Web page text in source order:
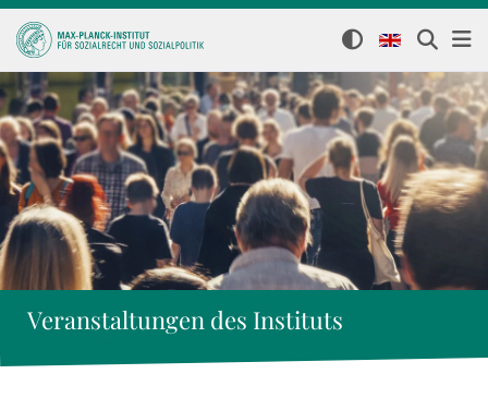
Veranstaltungen des Instituts